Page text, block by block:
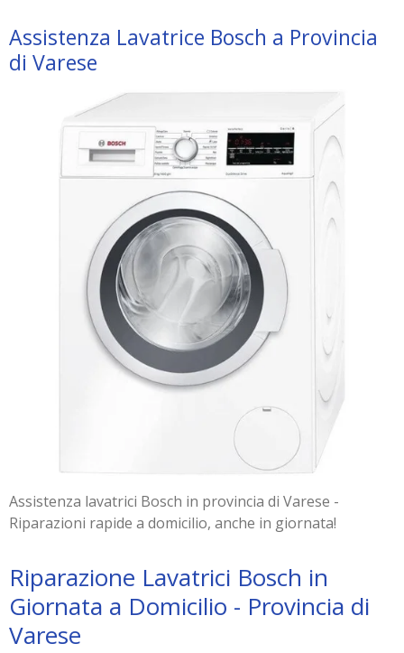
Assistenza Lavatrice Bosch a Provincia
di Varese
Assistenza lavatrici Bosch in provincia di Varese -
Riparazioni rapide a domicilio, anche in giornata!
Riparazione Lavatrici Bosch in
Giornata a Domicilio - Provincia di
Varese